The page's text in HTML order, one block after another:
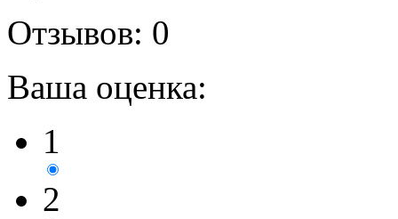
Отзывов: 0
Ваша оценка:
1
2